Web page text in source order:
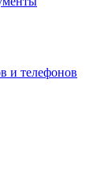
и телефонов